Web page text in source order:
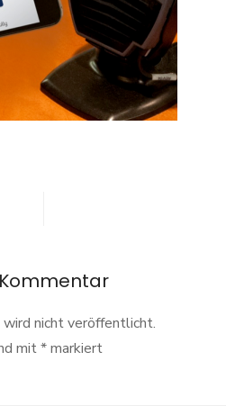
nicht veröffentlicht.
mit*markiert